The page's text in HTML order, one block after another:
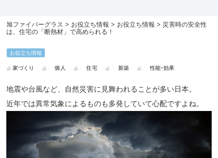
旭ファイバーグラス > お役立ち情報 > お役立ち情報 > 災害時の安全性
は、住宅の「断熱材」で高められる！
お役立ち情報
家づくり 個人 住宅 新築 性能･効果
地震や台風など、自然災害に見舞われることが多い日本。
近年では異常気象によるものも多発していて心配ですよね。